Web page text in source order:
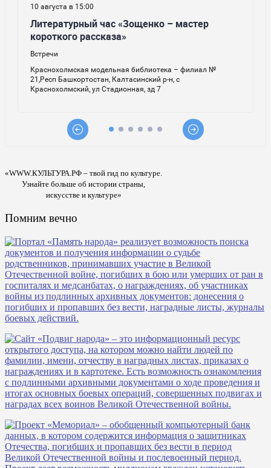
«WWW.КУЛЬТУРА.РФ – твой гид по культуре.
Узнайте больше об истории страны,
искусстве и культуре»
Помним вечно